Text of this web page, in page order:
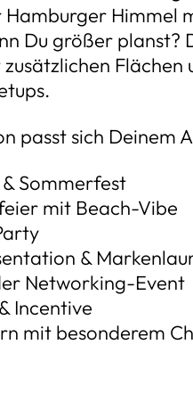
Hamburger Himmel
Du größer planst?
Flächen
passt sich Deinem
Sommerfest
mit Beach-Vibe
&
Networking-Event
Incentive
mit besonderem